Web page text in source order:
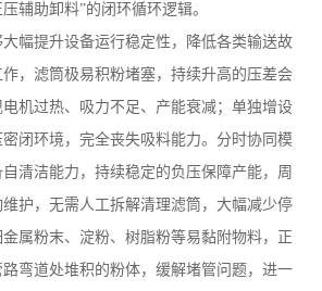
辅助卸料”的闭环循环逻辑。
幅提升设备运行稳定性，降低各类输送故
，滤筒极易积粉堵塞，持续升高的压差会
机过热、吸力不足、产能衰减；单独增设
闭环境，完全丧失吸料能力。分时协同模
清洁能力，持续稳定的负压保障产能，周
护，无需人工拆解清理滤筒，大幅减少停
属粉末、淀粉、树脂粉等易黏附物料，正
弯道处堆积的粉体，缓解堵管问题，进一